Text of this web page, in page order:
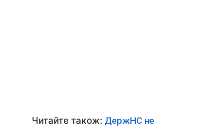
Читайте також: ДержНС не